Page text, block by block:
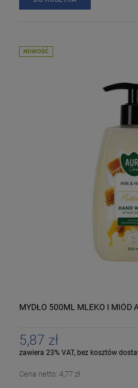
MYDŁO 500ML MLEKO I MIÓD
5,87 zł
zawiera 23% VAT, bez kosztów
Cena netto: 4,77 zł
NOWOŚĆ